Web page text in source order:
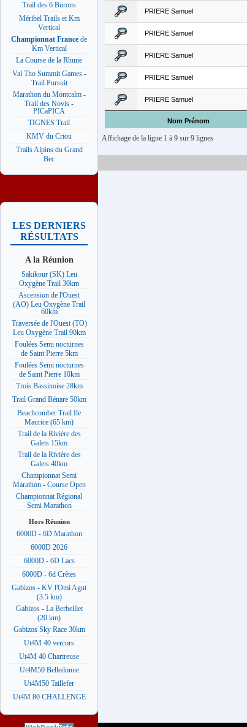
Trail des 6 Burons
Méribel Trails et Km
Vertical
Championnat France de
Km Vertical
La Course de la Rhune
Val Tho Summit Games -
Trail Pursuit
Marathon du Montcalm -
Trail des Novis -
PICaPICA
TIGNES Trail
KMV du Criou
Trails Alpins du Grand
Bec
LES DERNIERS
RÉSULTATS
A la Réunion
Sakikour (SK) Leu
Oxygène Trail 30km
Ascension de l'Ouest
(AO) Leu Oxygène Trail
60km
Traversée de l'Ouest (TO)
Leu Oxygène Trail 90km
Foulées Semi nocturnes
de Saint Pierre 5km
Foulées Semi nocturnes
de Saint Pierre 10km
Trois Bassinoise 28km
Trail Grand Bénare 50km
Beachcomber Trail Ile
Maurice (65 km)
Trail de la Rivière des
Galets 15km
Trail de la Rivière des
Galets 40km
Championnat Semi
Marathon - Course Open
Championnat Régional
Semi Marathon
Hors Réunion
6000D - 6D Marathon
6000D 2026
6000D - 6D Lacs
6000D - 6d Crêtes
Gabizos - KV l'Omi Agut
(3.5 km)
Gabizos - La Berbeillet
(20 km)
Gabizos Sky Race 30km
Ut4M 40 vercors
Ut4M 40 Chartreuse
Ut4M50 Belledonne
Ut4M50 Taillefer
Ut4M 80 CHALLENGE
Nom Prénom
PRIERE Samuel
PRIERE Samuel
PRIERE Samuel
PRIERE Samuel
PRIERE Samuel
Affichage de la ligne 1 à 9 sur 9 lignes